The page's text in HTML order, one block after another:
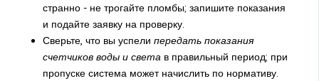
странно - не трогайте пломбы; запишите показания
и подайте заявку на проверку.
Сверьте, что вы успели передать показания
счетчиков воды и светав правильный период; при
пропуске система может начислить по нормативу.